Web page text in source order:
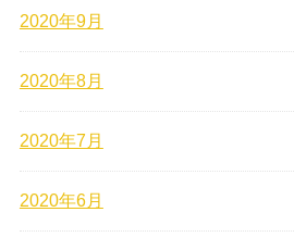
2020年9月
2020年8月
2020年7月
2020年6月